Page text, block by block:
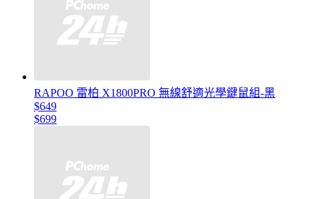
RAPOO 雷柏 X1800PRO 無線舒適光學鍵鼠組-黑
$649
$699